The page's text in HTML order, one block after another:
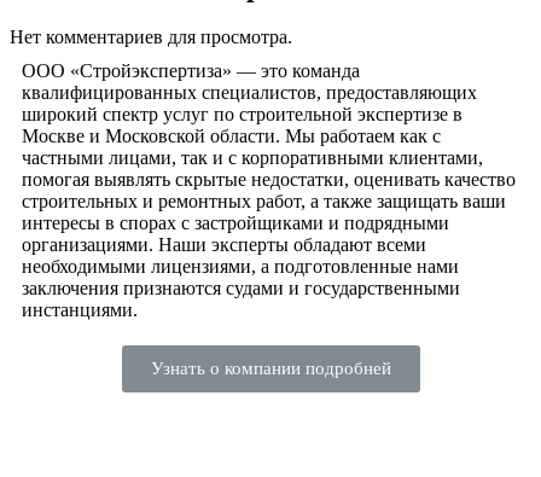
Нет комментариев для просмотра.
ООО «Стройэкспертиза» — это команда
квалифицированных специалистов, предоставляющих
широкий спектр услуг по строительной экспертизе в
Москве и Московской области. Мы работаем как с
частными лицами, так и с корпоративными клиентами,
помогая выявлять скрытые недостатки, оценивать качество
строительных и ремонтных работ, а также защищать ваши
интересы в спорах с застройщиками и подрядными
организациями. Наши эксперты обладают всеми
необходимыми лицензиями, а подготовленные нами
заключения признаются судами и государственными
инстанциями.
Узнать о компании подробней